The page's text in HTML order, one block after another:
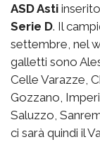
ASD Asti
Serie D. Il
settembre, nel
galletti sono
Celle Varazze,
Gozzano,
Saluzzo,
ci sarà quindi il